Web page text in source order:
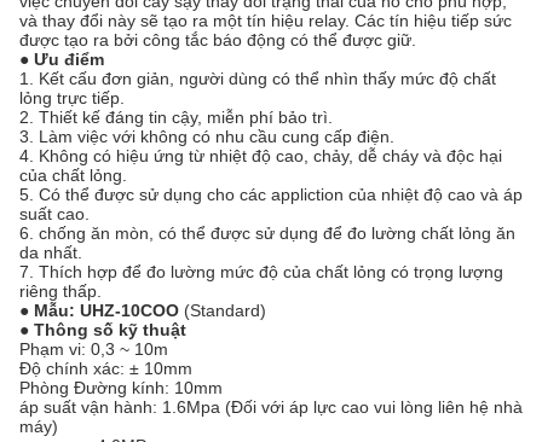
và thay đổi này sẽ tạo ra một tín hiệu relay. Các tín hiệu tiếp sức
được tạo ra bởi công tắc báo động có thể được giữ.
● Ưu điểm
1. Kết cấu đơn giản, người dùng có thể nhìn thấy mức độ chất
lỏng trực tiếp.
2. Thiết kế đáng tin cậy, miễn phí bảo trì.
3. Làm việc với không có nhu cầu cung cấp điện.
4. Không có hiệu ứng từ nhiệt độ cao, chảy, dễ cháy và độc hại
của chất lỏng.
5. Có thể được sử dụng cho các appliction của nhiệt độ cao và áp
suất cao.
6. chống ăn mòn, có thể được sử dụng để đo lường chất lỏng ăn
da nhất.
7. Thích hợp để đo lường mức độ của chất lỏng có trọng lượng
riêng thấp.
● Mẫu: UHZ-10COO (Standard)
● Thông số kỹ thuật
Phạm vi: 0,3 ~ 10m
Độ chính xác: ± 10mm
Phòng Đường kính: 10mm
áp suất vận hành: 1.6Mpa (Đối với áp lực cao vui lòng liên hệ nhà
máy)